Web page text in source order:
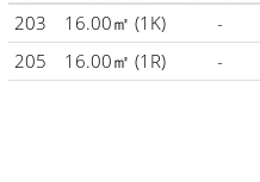
203 16.00㎡ (1K) -
205
16.00㎡ (1R) -